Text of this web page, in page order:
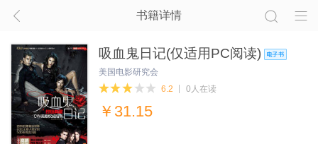
书籍详情
吸血鬼日记(仅适用PC阅读)
美国电影研究会
6.2
0人在读
￥ 31.15